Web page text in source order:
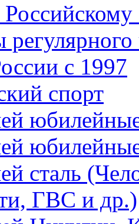
c 1997
спорт
сталь
ГВС и др.)